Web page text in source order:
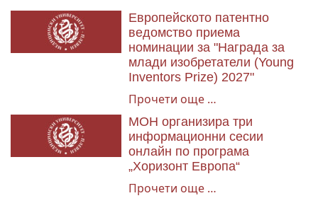
Европейското патентно
ведомство приема
номинации за "Награда за
млади изобретатели (Young
Inventors Prize) 2027"
Прочети още …
МОН организира три
информационни сесии
онлайн по програма
„Хоризонт Европа“
Прочети още …